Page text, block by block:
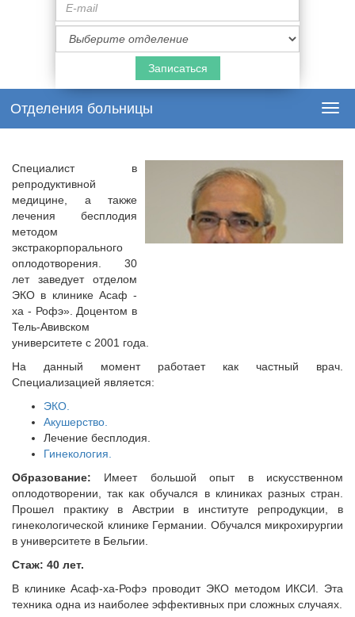
Специализация
Отделения больницы
Специалист в
репродуктивной
медицине, а также
лечения бесплодия
методом
экстракорпорального
оплодотворения. 30
лет заведует отделом
ЭКО в клинике Асаф -
ха - Рофэ». Доцентом в
Тель-Авивском
университете с 2001 года.
На данный момент работает как частный врач.
Специализацией является:
ЭКО.
Акушерство.
Лечение бесплодия.
Гинекология.
Образование: Имеет большой опыт в искусственном
оплодотворении, так как обучался в клиниках разных стран.
Прошел практику в Австрии в институте репродукции, в
гинекологической клинике Германии. Обучался микрохирургии
в университете в Бельгии.
Стаж: 40 лет.
В клинике Асаф-ха-Рофэ проводит ЭКО методом ИКСИ. Эта
техника одна из наиболее эффективных при сложных случаях.